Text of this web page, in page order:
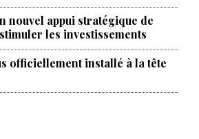
nouvel appui stratégique de
les investissements
officiellement installé à la tête
lance sa campagne